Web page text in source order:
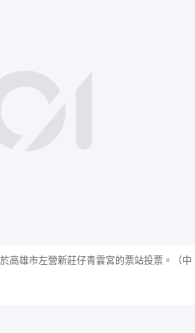
高雄市左營新莊仔青雲宮的票站投票。（中